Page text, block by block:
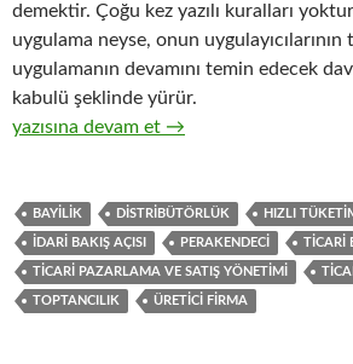
demektir. Çoğu kez yazılı kuralları
uygulama neyse, onun uygulayıcılarının
uygulamanın devamını temin edecek
kabulü şeklinde yürür.
19-Hızlı tüketim ürünlerinin toptan
yazısına devam et →
BAYILIK DISTRIBÜTÖRLÜK HIZLI
IDARI BAKIŞ AÇISI PERAKENDECI TICARI
TICARI PAZARLAMA VE SATIŞ YÖNETIMI
TOPTANCILIK ÜRETICI FIRMA